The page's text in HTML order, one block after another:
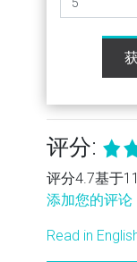
评分:
评分4.7基于
添加您的评论
Read in